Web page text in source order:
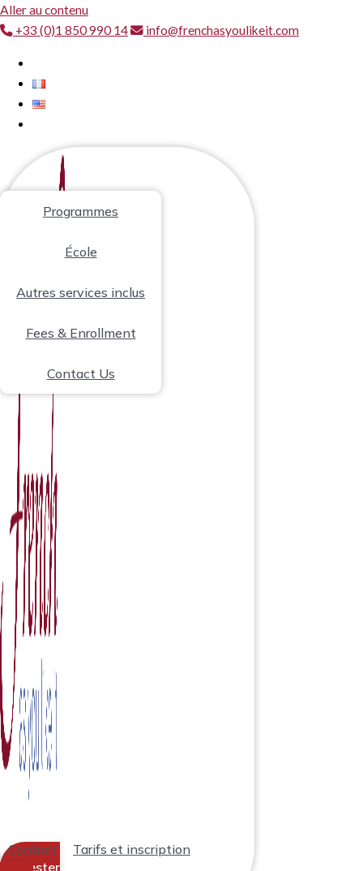
Aller au contenu
+33 (0)1 850 990 14
info@frenchasyoulikeit.com
Programmes
École
Autres services inclus
Fees & Enrollment
Contact Us
Contact
Tarifs et inscription
Tester